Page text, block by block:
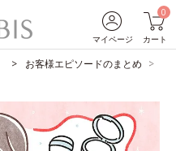
マイページ
0
カート
お客様エピソードのまとめ